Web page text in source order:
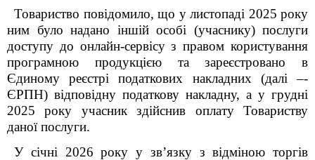
Товариство повідомило, що у листопаді 2025 року
ним було надано іншій особі (учаснику) послуги
доступу до онлайн-сервісу з правом користування
програмною продукцією та зареєстровано в
Єдиному реєстрі податкових накладних (далі –­
ЄРПН) відповідну податкову накладну, а у грудні
2025 року учасник здійснив оплату Товариству
даної послуги.
У січні 2026 року у зв’язку з відміною торгів